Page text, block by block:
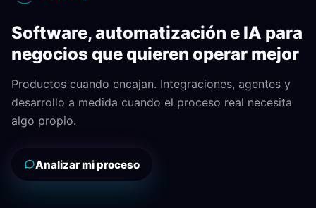
Software, automatización e IA para
negocios que quieren operar mejor
Productos cuando encajan. Integraciones, agentes y
desarrollo a medida cuando el proceso real necesita
algo propio.
Analizar mi proceso